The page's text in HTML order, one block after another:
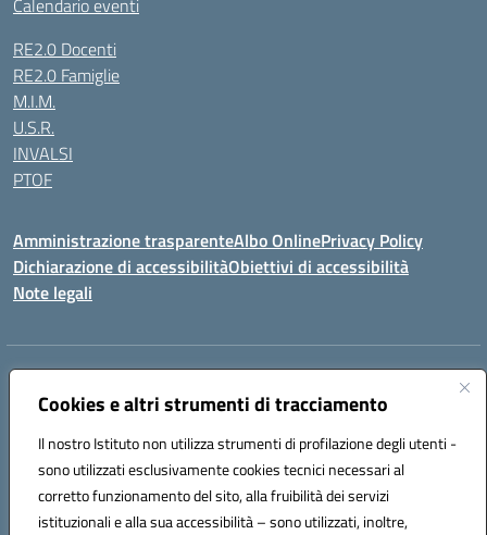
Cookies e altri strumenti di tracciamento
Il nostro Istituto non utilizza strumenti di profilazione degli utenti -
sono utilizzati esclusivamente cookies tecnici necessari al
corretto funzionamento del sito, alla fruibilità dei servizi
istituzionali e alla sua accessibilità – sono utilizzati, inoltre,
Calendario eventi
RE2.0 Docenti
RE2.0 Famiglie
M.I.M.
U.S.R.
INVALSI
PTOF
Amministrazione trasparenteAlbo OnlinePrivacy Policy
Dichiarazione di accessibilitàObiettivi di accessibilità
Note legali
Indirizzo:
Centralino:09231872080 Email:tpic80900q@istruzione.it
Codice fiscale: 80006340816
Codice meccanografico:
TPIC80900Q
Codice unico di fatturazione (CUF): UF4ZXT